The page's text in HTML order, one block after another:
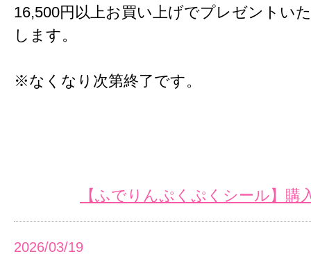
16,500円以上お買い上げでプレゼントいた
します。
※なくなり次第終了です。
【ふでりんぷくぷくシール】
2026/03/19